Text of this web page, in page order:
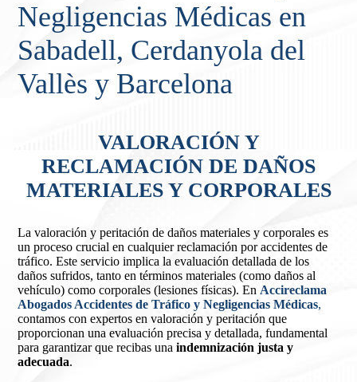
Negligencias Médicas en
Sabadell, Cerdanyola del
Vallès y Barcelona
VALORACIÓN Y
RECLAMACIÓN DE DAÑOS
MATERIALES Y CORPORALES
La valoración y peritación de daños materiales y corporales es
un proceso crucial en cualquier reclamación por accidentes de
tráfico. Este servicio implica la evaluación detallada de los
daños sufridos, tanto en términos materiales (como daños al
vehículo) como corporales (lesiones físicas). En Accireclama
Abogados Accidentes de Tráfico y Negligencias Médicas,
contamos con expertos en valoración y peritación que
proporcionan una evaluación precisa y detallada, fundamental
para garantizar que recibas unaindemnización justa y
adecuada.